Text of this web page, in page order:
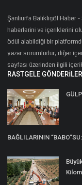
Şanlıurfa Balıklıgöl Haber
haberlerini ve içeriklerini
ödül alabildiği bir
yazar sorumludur, diğer
sayfası üzerinden ilgili
RASTGELE GÖNDERILER
BAĞLILARININ